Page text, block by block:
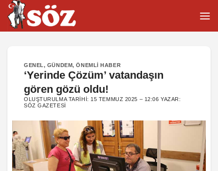
İçeriğe
atla
GENEL, GÜNDEM,ÖNEMLI HABER
‘Yerinde Çözüm’ vatandaşın
gören gözü oldu!
OLUŞTURULMA TARIHI: 15 TEMMUZ 2025 – 12:06 YAZAR:
SÖZ GAZETESI